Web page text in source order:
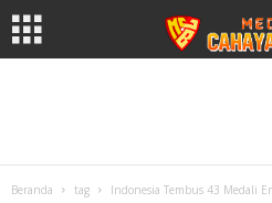
Beranda tag Indonesia Tembus 43 Medali